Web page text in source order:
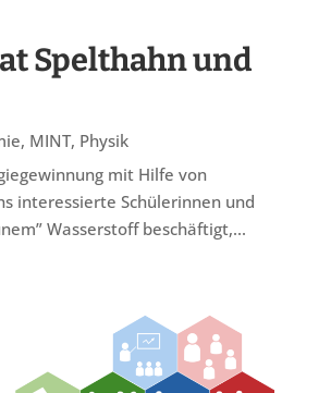
Spelthahn und
, MINT, Physik
mit Hilfe von
interessierte Schülerinnen und
Wasserstoff beschäftigt,...